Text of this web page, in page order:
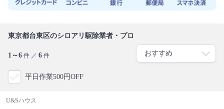
東京都台東区のシロアリ駆除業者・プロ
1～6 件 ／ 6 件
平日作業500円OFF
U&Sハウス